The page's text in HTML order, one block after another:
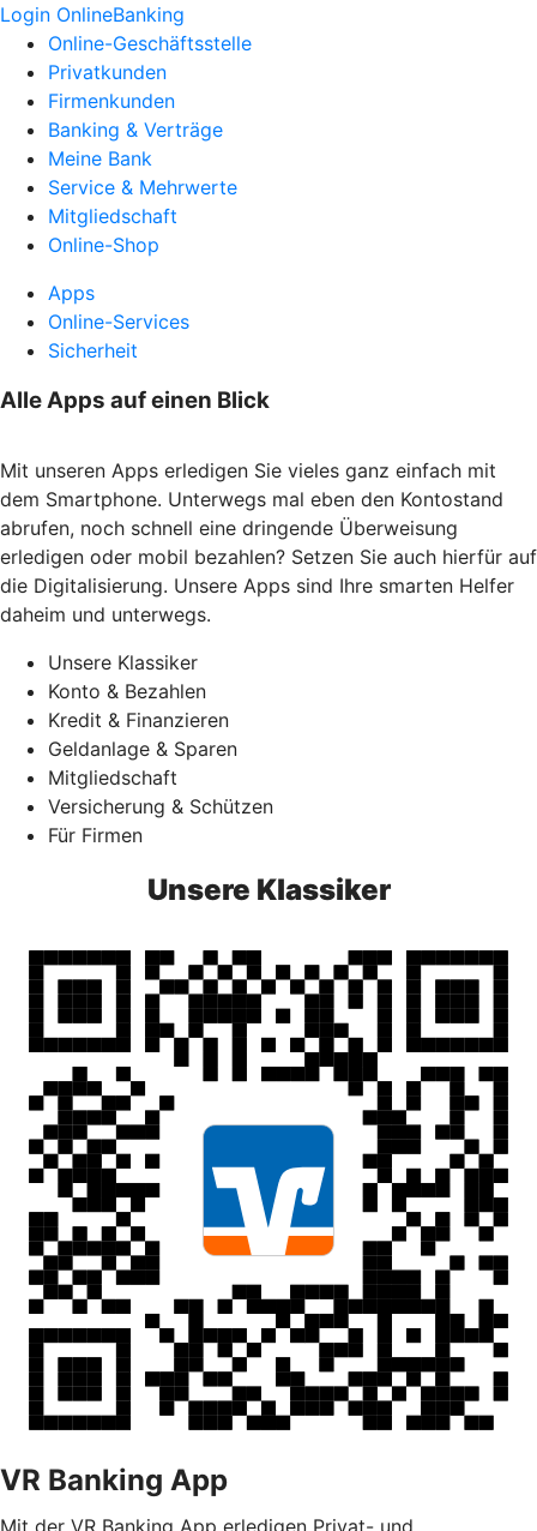
Login OnlineBanking
Online-Geschäftsstelle
Privatkunden
Firmenkunden
Banking & Verträge
Meine Bank
Service & Mehrwerte
Mitgliedschaft
Online-Shop
Apps
Online-Services
Sicherheit
Alle Apps auf einen Blick
Mit unseren Apps erledigen Sie vieles ganz einfach mit
dem Smartphone. Unterwegs mal eben den Kontostand
abrufen, noch schnell eine dringende Überweisung
erledigen oder mobil bezahlen? Setzen Sie auch hierfür auf
die Digitalisierung. Unsere Apps sind Ihre smarten Helfer
daheim und unterwegs.
Unsere Klassiker
Konto & Bezahlen
Kredit & Finanzieren
Geldanlage & Sparen
Mitgliedschaft
Versicherung & Schützen
Für Firmen
Unsere Klassiker
VR Banking App
Mit der VR Banking App erledigen Privat- und